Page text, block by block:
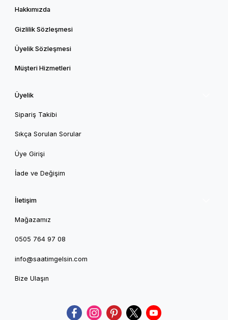
Hakkımızda
Gizlilik Sözleşmesi
Üyelik Sözleşmesi
Müşteri Hizmetleri
Üyelik
Sipariş Takibi
Sıkça Sorulan Sorular
Üye Girişi
İade ve Değişim
İletişim
Mağazamız
0505 764 97 08
info@saatimgelsin.com
Bize Ulaşın